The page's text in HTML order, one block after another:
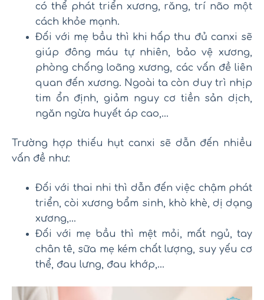
có thể phát triển xương, răng, trí não một
cách khỏe mạnh.
Đối với mẹ bầu thì khi hấp thu đủ canxi sẽ
giúp đông máu tự nhiên, bảo vệ xương,
phòng chống loãng xương, các vấn đề liên
quan đến xương. Ngoài ta còn duy trì nhịp
tim ổn định, giảm nguy cơ tiền sản dịch,
ngăn ngừa huyết áp cao,…
Trường hợp thiếu hụt canxi sẽ dẫn đến nhiều
vấn đề như:
Đối với thai nhi thì dẫn đến việc chậm phát
triển, còi xương bẩm sinh, khò khè, dị dạng
xương,…
Đối với mẹ bầu thì mệt mỏi, mất ngủ, tay
chân tê, sữa mẹ kém chất lượng, suy yếu cơ
thể, đau lưng, đau khớp,…